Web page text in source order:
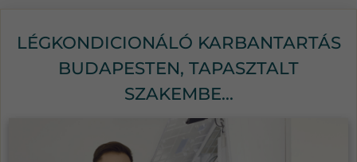
LÉGKONDICIONÁLÓ KARBANTARTÁS
BUDAPESTEN, TAPASZTALT
SZAKEMBE...